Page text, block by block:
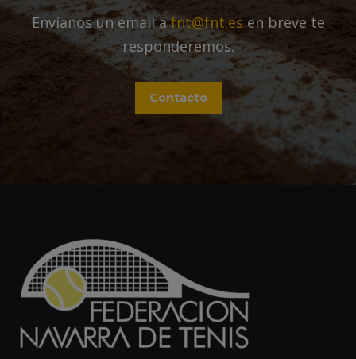
Envíanos un email afnt@fnt.esen breve te
responderemos.
Contacto